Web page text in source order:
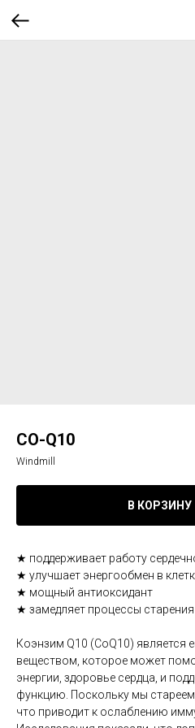
CO-Q10
Windmill
В КОРЗИНУ
★ поддерживает работу
★ улучшает энергообмен в
★ мощный антиоксидант
★ замедляет процессы старения
Коэнзим Q10 (CoQ10) является
веществом, которое может
энергии, здоровье сердца, и
функцию. Поскольку мы
что приводит к ослаблению